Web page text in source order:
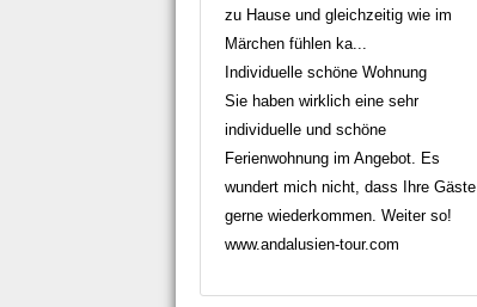
zu Hause und gleichzeitig wie im
Märchen fühlen ka...
Individuelle schöne Wohnung
Sie haben wirklich eine sehr
individuelle und schöne
Ferienwohnung im Angebot. Es
wundert mich nicht, dass Ihre Gäste
gerne wiederkommen. Weiter so!
www.andalusien-tour.com